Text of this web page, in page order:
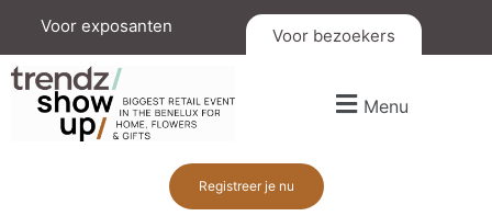
Voor exposanten Voor bezoekers
Menu
Registreer je nu